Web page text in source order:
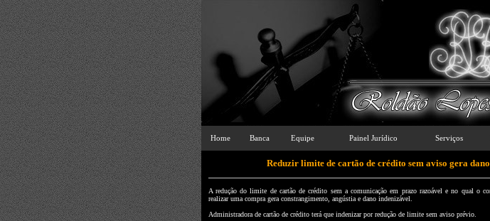
Home Banca Equipe Painel Jurídico Serviços
Reduzir limite de cartão de crédito sem aviso gera
A redução do limite de cartão de crédito sem a comunicação em prazo razoável e no qual o
realizar uma compra gera constrangimento, angústia e dano indenizável.
Administradora de cartão de crédito terá que indenizar por redução de limite sem aviso prévio.